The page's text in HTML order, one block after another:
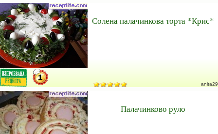
Солена палачинкова торта *Крис*
anita29
Палачинково руло